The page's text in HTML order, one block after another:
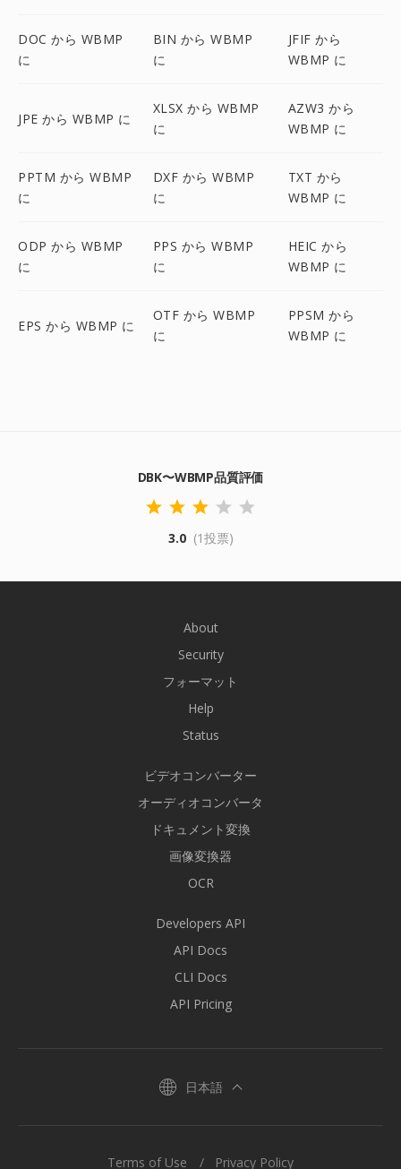
DOC から WBMP
に
BIN から WBMP
に
JFIF から
WBMP に
JPE から WBMP に
XLSX から WBMP
に
AZW3 から
WBMP に
PPTM から WBMP
に
DXF から WBMP
に
TXT から
WBMP に
ODP から WBMP
に
PPS から WBMP
に
HEIC から
WBMP に
EPS から WBMP に
OTF から WBMP
に
PPSM から
WBMP に
DBK〜WBMP品質評価
3.0 (1投票)
About
Security
フォーマット
Help
Status
ビデオコンバーター
オーディオコンバータ
ドキュメント変換
画像変換器
OCR
Developers API
API Docs
CLI Docs
API Pricing
日本語
Terms of Use Privacy Policy